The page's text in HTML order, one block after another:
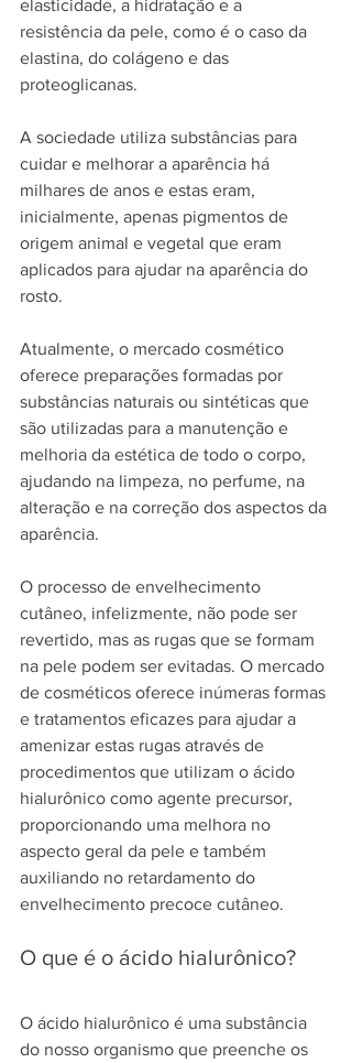
elasticidade, a hidratação e a
resistência da pele, como é o caso da
elastina, do colágeno e das
proteoglicanas.
A sociedade utiliza substâncias para
cuidar e melhorar a aparência há
milhares de anos e estas eram,
inicialmente, apenas pigmentos de
origem animal e vegetal que eram
aplicados para ajudar na aparência do
rosto.
Atualmente, o mercado cosmético
oferece preparações formadas por
substâncias naturais ou sintéticas que
são utilizadas para a manutenção e
melhoria da estética de todo o corpo,
ajudando na limpeza, no perfume, na
alteração e na correção dos aspectos da
aparência.
O processo de envelhecimento
cutâneo, infelizmente, não pode ser
revertido, mas as rugas que se formam
na pele podem ser evitadas. O mercado
de cosméticos oferece inúmeras formas
e tratamentos eficazes para ajudar a
amenizar estas rugas através de
procedimentos que utilizam o ácido
hialurônico como agente precursor,
proporcionando uma melhora no
aspecto geral da pele e também
auxiliando no retardamento do
envelhecimento precoce cutâneo.
O que é o ácido hialurônico?
O ácido hialurônico é uma substância
do nosso organismo que preenche os